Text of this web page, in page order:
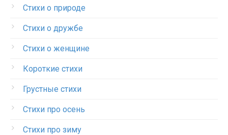
Стихи о природе
Стихи о дружбе
Стихи о женщине
Короткие стихи
Грустные стихи
Стихи про осень
Стихи про зиму